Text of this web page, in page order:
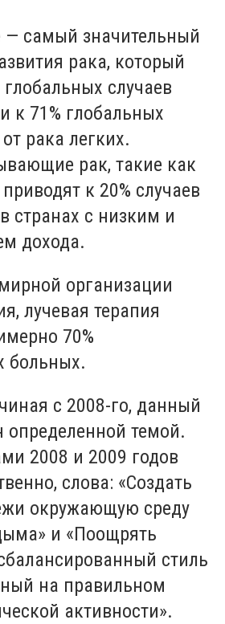
— самый значительный
рака, который
случаев
к 71% глобальных
рака легких.
рак, такие как
к 20% случаев
странах с низким и
дохода.
организации
лучевая терапия
70%
больных.
с 2008-го, данный
определенной темой.
2008 и 2009 годов
слова: «Создать
окружающую среду
и «Поощрять
стиль
на правильном
активности».